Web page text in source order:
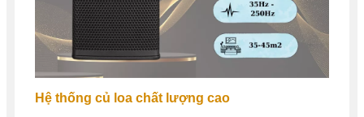
Hệ thống củ loa chất lượng cao